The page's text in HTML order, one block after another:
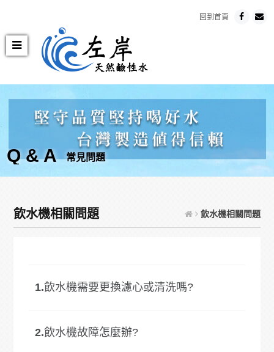
回到首頁
Q & A 常見問題
飲水機相關問題 飲水機相關問題
1.飲水機需要更換濾心或清洗嗎?
2.飲水機故障怎麼辦?